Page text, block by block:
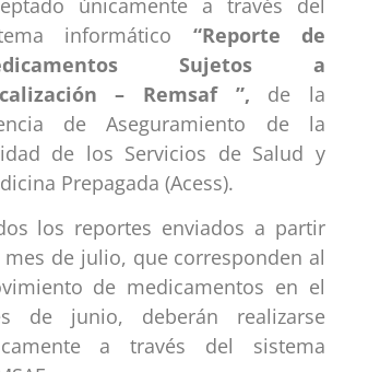
informático “Reporte de
Sujetos a
– Remsaf ”, de la
de Aseguramiento de la
de los Servicios de Salud y
Prepagada (Acess).
los reportes enviados a partir
mes de julio, que corresponden al
de medicamentos en el
de junio, deberán realizarse
a través del sistema